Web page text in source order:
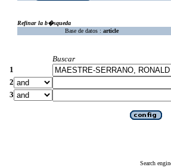
Refinar la b�squeda
Base de datos : article
Buscar
1
2
3
Search